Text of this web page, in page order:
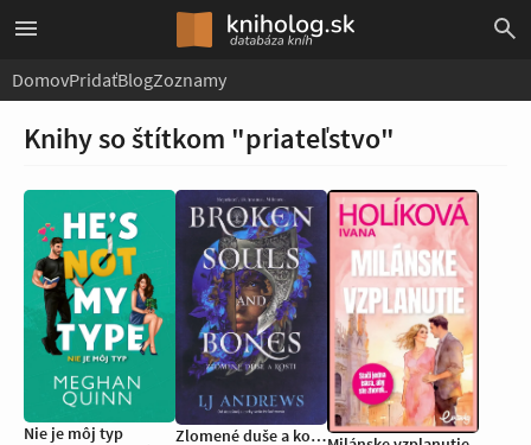
DomovPridaťBlogZoznamy
Knihy so štítkom "priateľstvo"
Nie je môj typ
Zlomené duše a kosti